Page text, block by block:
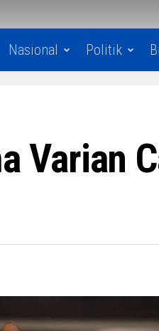
Nasional Politik
Varian